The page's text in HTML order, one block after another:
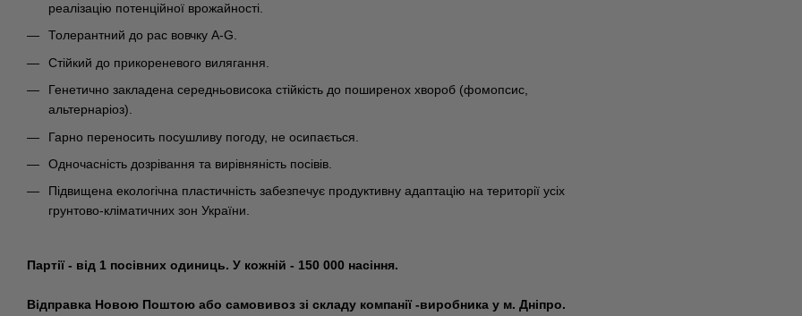
реалізацію потенційної врожайності.
Толерантний до рас вовчку А-G.
Стійкий до прикореневого вилягання.
Генетично закладена середньовисока стійкість до поширенох хвороб (фомопсис,
альтернаріоз).
Гарно переносить посушливу погоду, не осипається.
Одночасність дозрівання та вирівняність посівів.
Підвищена екологічна пластичність забезпечує продуктивну адаптацію на території усіх
грунтово-кліматичних зон України.
Партії - від 1 посівних одиниць. У кожній - 150 000 насіння.
Відправка Новою Поштою або самовивоз зі складу компанії -виробника у м. Дніпро.